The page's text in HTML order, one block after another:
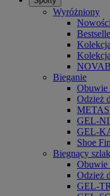
Wyróżniony
Nowości
Bieganie
Obuwie
Odzież
GEL-
GEL-
Shoe
Biegnący szlak
Obuwie
Odzież
GEL-